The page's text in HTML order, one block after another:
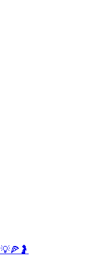
💡🍕 🤰